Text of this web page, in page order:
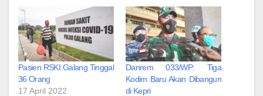
Pasien RSKI Galang Tinggal
36 Orang
17 April 2022
Danrem 033/WP: Tiga
Kodim Baru Akan Dibangun
di Kepri